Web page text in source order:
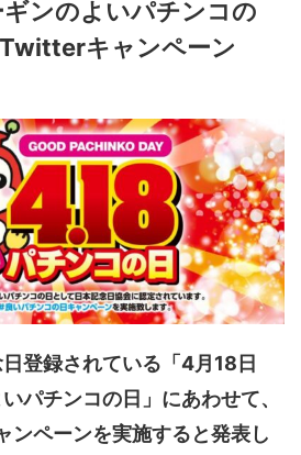
ギンのよいパチンコの
キャンペーン
登録されている「4月18日
パチンコの日」にあわせて、
ペーンを実施すると発表し